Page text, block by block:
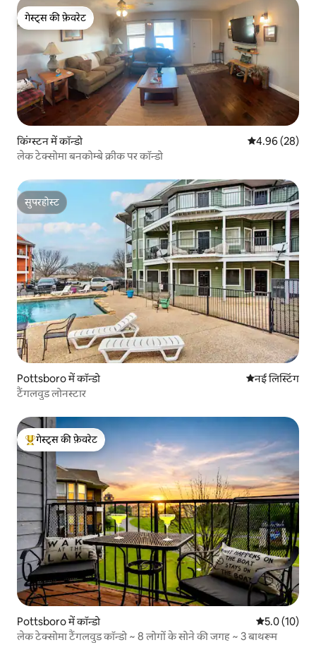
गेस्ट्स की फ़ेवरेट
गेस्ट्स की फ़ेवरेट
किंग्स्टन में कॉन्डो औसत रेटिंग 5 में
4.96 (28)
लेक टेक्सोमा बनकोम्बे क्रीक पर कॉन्डो
सुपरहोस्ट
सुपरहोस्ट
Pottsboro में कॉन्डो ठहरने की नई
नई लिस्टिंग
टैंगलवुड लोनस्टार
गेस्ट्स का टॉप फ़ेवरेट
गेस्ट्स की फ़ेवरेट
Pottsboro में कॉन्डो औसत रेटिंग 5
5.0 (10)
लेक टेक्सोमा टैंगलवुड कॉन्डो ~ 8 लोगों के सोने की जगह ~ 3 बाथरूम